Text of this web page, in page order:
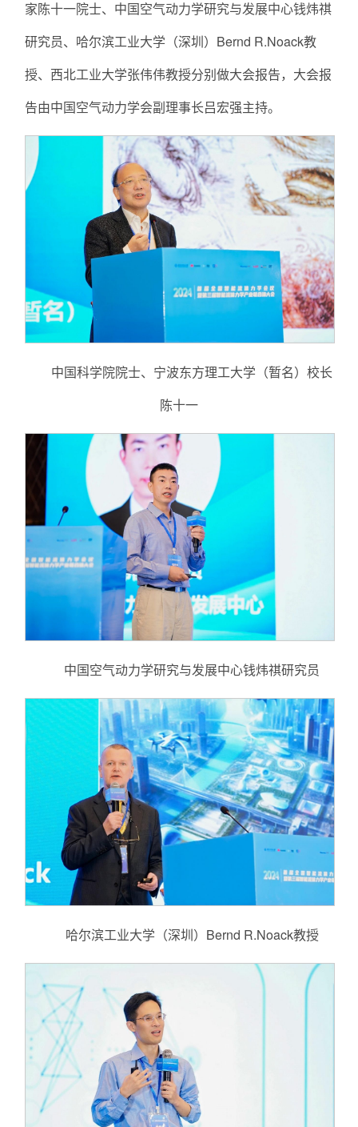
家陈十一院士、中国空气动力学研究与发展中心钱炜祺
研究员、哈尔滨工业大学（深圳）Bernd R.Noack教
授、西北工业大学张伟伟教授分别做大会报告，大会报
告由中国空气动力学会副理事长吕宏强主持。
中国科学院院士、宁波东方理工大学（暂名）校长
陈十一
中国空气动力学研究与发展中心钱炜祺研究员
哈尔滨工业大学（深圳）Bernd R.Noack教授